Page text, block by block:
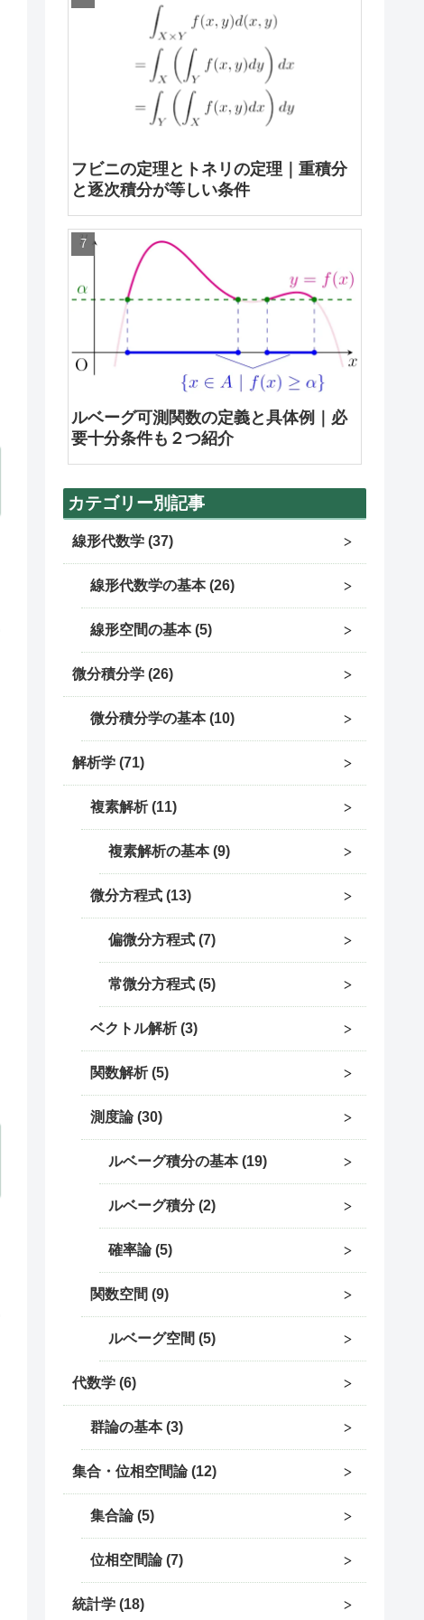
フビニの定理とトネリの定理｜重積分
と逐次積分が等しい条件
ルベーグ可測関数の定義と具体例｜必
要十分条件も２つ紹介
カテゴリー別記事
線形代数学 37
線形代数学の基本 26
線形空間の基本 5
微分積分学 26
微分積分学の基本 10
解析学 71
複素解析 11
複素解析の基本 9
微分方程式 13
偏微分方程式 7
常微分方程式 5
ベクトル解析 3
関数解析 5
測度論 30
ルベーグ積分の基本 19
ルベーグ積分 2
確率論 5
関数空間 9
ルベーグ空間 5
代数学 6
群論の基本 3
集合・位相空間論 12
集合論 5
位相空間論 7
統計学 18